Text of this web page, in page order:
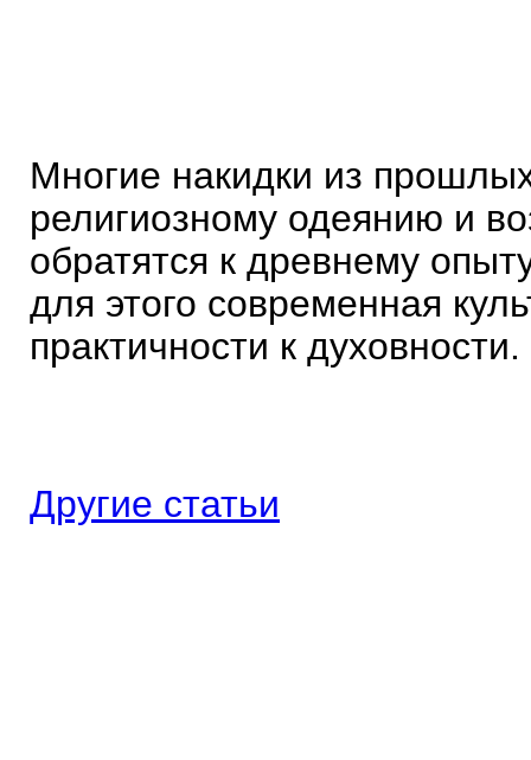
Многие накидки из
религиозному одеянию и
обратятся к древнему
для этого современная
практичности к духовности.
Другие статьи